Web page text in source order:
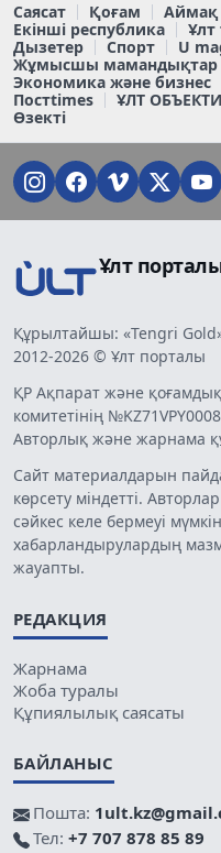
Саясат Қоғам Аймақ
Екінші республика
Ұлт
Дызетер
Спорт U
Жұмысшы
Экономика және бизнес
Постtimes
ҰЛТ
Өзекті
Ұлт
Құрылтайшы: «Tengri
2012-2026 © Ұлт порталы
ҚР Ақпарат және
комитетінің
Авторлық және жарнама
Сайт материалдарын
көрсету міндетті.
сәйкес келе бермеуі
хабарландырулардың
жауапты.
РЕДАКЦИЯ
Жарнама
Жоба туралы
Құпиялылық саясаты
БАЙЛАНЫС
Пошта:
Тел: +7 707 878 85 89